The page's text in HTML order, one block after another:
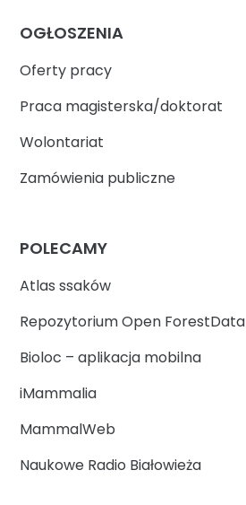
OGŁOSZENIA
Oferty pracy
Praca magisterska/doktorat
Wolontariat
Zamówienia publiczne
POLECAMY
Atlas ssaków
Repozytorium Open ForestData
Bioloc – aplikacja mobilna
iMammalia
MammalWeb
Naukowe Radio Białowieża